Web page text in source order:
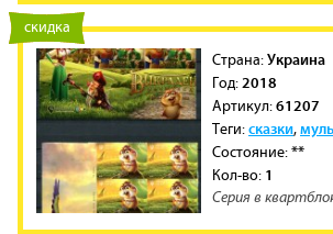
новинка
скидка
Cтрана:Украина
Год: 2018
Артикул:61207
Теги:сказки,
Состояние:**
Кол-во: 1
Серия в